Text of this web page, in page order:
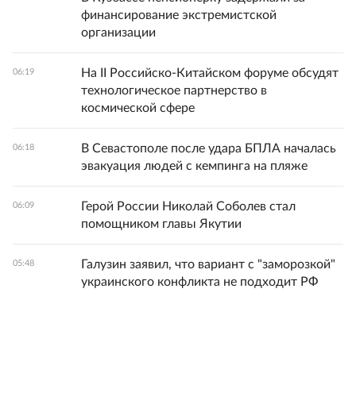
финансирование экстремистской
организации
06:19
На II Российско-Китайском форуме обсудят
технологическое партнерство в
космической сфере
06:18
В Севастополе после удара БПЛА началась
эвакуация людей с кемпинга на пляже
06:09
Герой России Николай Соболев стал
помощником главы Якутии
05:48
Галузин заявил, что вариант с "заморозкой"
украинского конфликта не подходит РФ